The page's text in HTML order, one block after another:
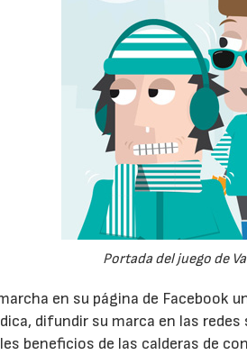
Portada del juego de
en su página de Facebook
difundir su marca en las
beneficios de las calderas de